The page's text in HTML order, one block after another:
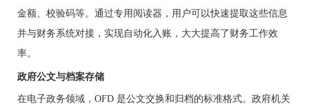
金额、校验码等。通过专用阅读器，用户可以快速提取这些信息
并与财务系统对接，实现自动化入账，大大提高了财务工作效
率。
政府公文与档案存储
在电子政务领域，OFD 是公文交换和归档的标准格式。政府机关